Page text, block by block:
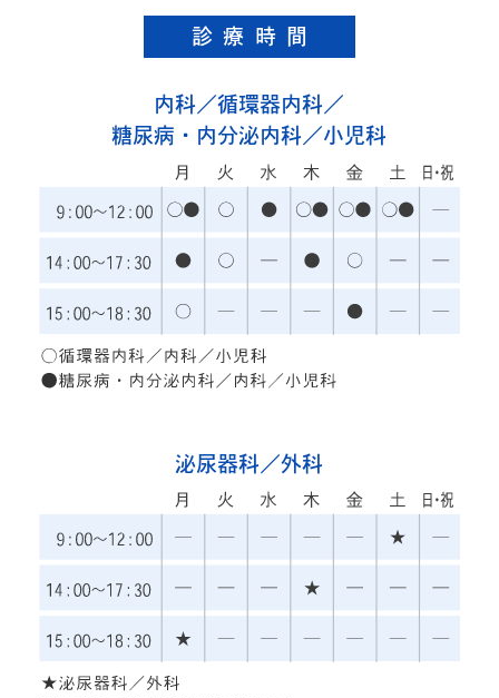
診療時間
内科／循環器内科／
糖尿病・内分泌内科／小児科
泌尿器科／外科